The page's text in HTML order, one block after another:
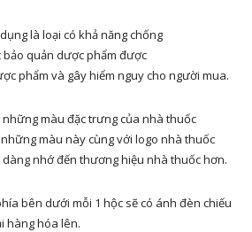
là loại có khả năng chống
bảo quản dược phẩm được
phẩm và gây hiểm nguy cho người mua.
màu đặc trưng của nhà thuốc
màu này cùng với logo nhà thuốc
nhớ đến thương hiệu nhà thuốc hơn.
bên dưới mỗi 1 hộc sẽ có ánh đèn chiếu
hàng hóa lên.